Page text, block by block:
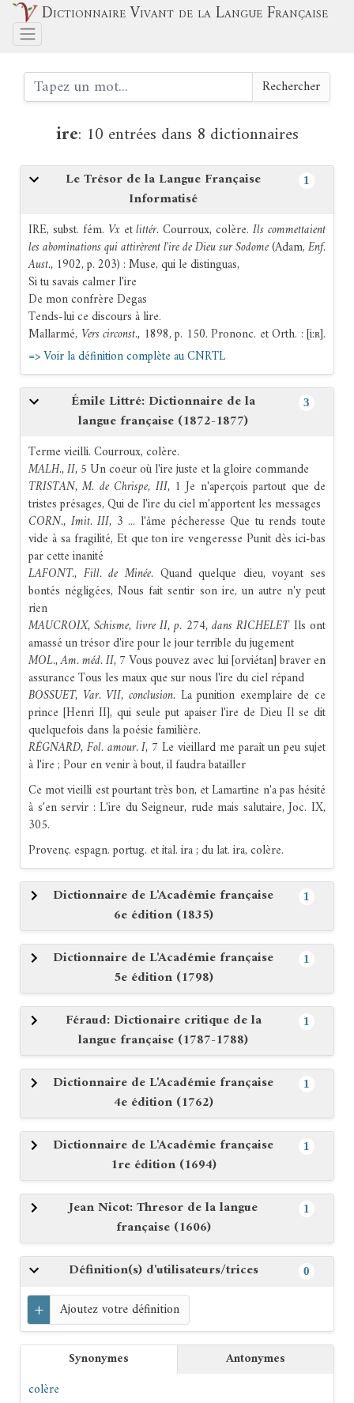
Dictionnaire Vivant de la Langue Française
Rechercher
ire: 10 entrées dans 8 dictionnaires
Le Trésor de la Langue Française
Informatisé
1
IRE, subst. fém. Vx etlittér.Courroux, colère.Ils commettaient
les abominations qui attirèrent l'ire de Dieu sur Sodome(Adam,Enf.
Aust., 1902, p. 203) :Muse, qui le distinguas,
Si tu savais calmer l'ire
De mon confrère Degas
Tends-lui ce discours à lire.
Mallarmé, Vers circonst., 1898, p. 150.Prononc. et Orth. :[i:ʀ].
Att. dsAc.1694-1878.Étymol. et Hist.2
Léger,éd. J. Linskill, 75);Rich. 1680 note ,,ce mot... est un peu
vieux... il est toujours reçu dans la belle poësie en parlant des
Cieux, des Dieux et des Princes souverains``;
1704
ajoute ,,est en usage dans le Burlesque``. Du lat.
Paris, 1978, pp. 87-118; p. 251, 332.
=> Voir la définition complète au CNRTL
Émile Littré: Dictionnaire de la
langue française (1872-1877)
3
Terme vieilli. Courroux, colère.
MALH., II, 5Un coeur où l'ire juste et la gloire commande
TRISTAN, M. de Chrispe, III, 1 Je n'aperçois partout que de
tristes présages, Qui de l'ire du ciel m'apportent les messages
CORN., Imit. III, 3 ... l'âme pécheresse Que tu rends toute
vide à sa fragilité, Et que ton ire vengeresse Punit dès ici-bas
par cette inanité
LAFONT., Fill. de Minée.Quand quelque dieu, voyant ses
bontés négligées, Nous fait sentir son ire, un autre n'y peut
rien
MAUCROIX, Schisme, livre II, p. 274, dans RICHELETIls ont
amassé un trésor d'ire pour le jour terrible du jugement
MOL., Am. méd. II, 7Vous pouvez avec lui [orviétan] braver en
assurance Tous les maux que sur nous l'ire du ciel répand
BOSSUET, Var. VII, conclusion.La punition exemplaire de ce
prince [Henri II], qui seule put apaiser l'ire de DieuIl se dit
quelquefois dans la poésie familière.
RÉGNARD, Fol. amour. I, 7 Le vieillard me paraît un peu sujet
à l'ire ; Pour en venir à bout, il faudra batailler
Ce mot vieilli est pourtant très bon, et Lamartine n'a pas hésité
à s'en servir : L'ire du Seigneur, rude mais salutaire, Joc. IX,
305.
Provenç. espagn. portug. et ital. ira ; du lat. ira, colère.
Dictionnaire de L'Académie française
6e édition (1835)
1
Dictionnaire de L'Académie française
5e édition (1798)
1
Féraud: Dictionaire critique de la
langue française (1787-1788)
1
Dictionnaire de L'Académie française
4e édition (1762)
1
Dictionnaire de L'Académie française
1re édition (1694)
1
Jean Nicot: Thresor de la langue
française (1606)
1
Définition(s) d'utilisateurs/trices 0
+ Ajoutez votre définition
Synonymes
Antonymes
colère